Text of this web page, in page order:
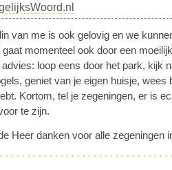
van me is ook gelovig en we
momenteel ook door een
loop eens door het park, kijk
geniet van je eigen huisje, wees
Kortom, tel je zegeningen, er is
te zijn.
Heer danken voor alle zegeningen